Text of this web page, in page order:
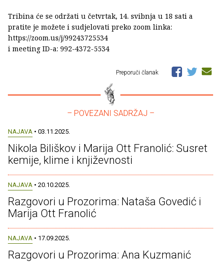
Tribina će se održati u četvrtak, 14. svibnja u 18 sati a
pratite je možete i sudjelovati preko zoom linka:
https://zoom.us/j/99243725534
i meeting ID-a: 992-4372-5534
Preporuči članak
– POVEZANI SADRŽAJ –
NAJAVA • 03.11.2025.
Nikola Biliškov i Marija Ott Franolić: Susret
kemije, klime i književnosti
NAJAVA • 20.10.2025.
Razgovori u Prozorima: Nataša Govedić i
Marija Ott Franolić
NAJAVA • 17.09.2025.
Razgovori u Prozorima: Ana Kuzmanić